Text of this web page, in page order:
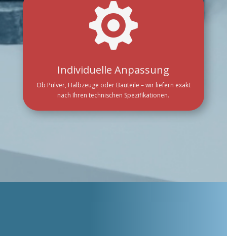

Individuelle Anpassung
Ob Pulver, Halbzeuge oder Bauteile – wir liefern exakt
nach Ihren technischen Spezifikationen.